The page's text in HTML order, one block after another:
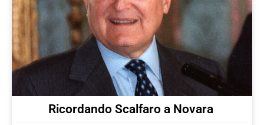
Ricordando Scalfaro a Novara